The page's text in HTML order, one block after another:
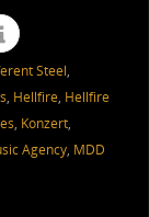
Steel,
, Hellfire, Hellfire
, Konzert,
Agency, MDD